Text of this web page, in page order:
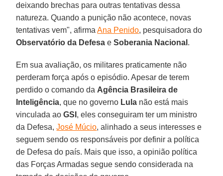
deixando brechas para outras tentativas dessa
natureza. Quando a punição não acontece, novas
tentativas vem", afirmaAna Penido, pesquisadora do
Observatório da Defesa eSoberania Nacional .
Em sua avaliação, os militares praticamente não
perderam força após o episódio. Apesar de terem
perdido o comando da Agência Brasileira de
Inteligência, que no governo Lula não está mais
vinculada aoGSI , eles conseguiram ter um ministro
da Defesa,José Múcio, alinhado a seus interesses e
seguem sendo os responsáveis por definir a política
de Defesa do país. Mais que isso, a opinião política
das Forças Armadas segue sendo considerada na